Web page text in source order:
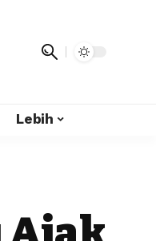
Lebih